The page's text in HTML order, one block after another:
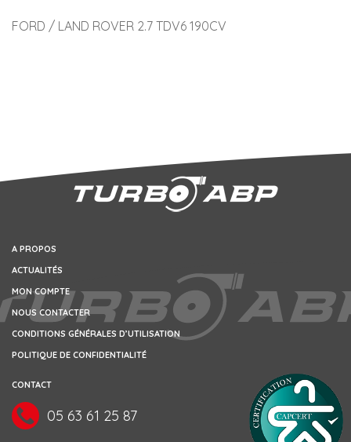
FORD / LAND ROVER 2.7 TDV6 190CV
A PROPOS
ACTUALITÉS
MON COMPTE
NOUS CONTACTER
CONDITIONS GÉNÉRALES D’UTILISATION
POLITIQUE DE CONFIDENTIALITÉ
CONTACT
05 63 61 25 87